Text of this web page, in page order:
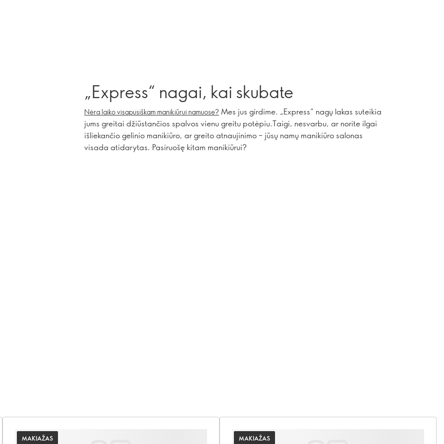
„Express“ nagai, kai skubate
Nėra laiko visapusiškam manikiūrui namuose? Mes jus girdime. „Express“ nagų lakas suteikia
jums greitai džiūstančios spalvos vienu greitu potėpiu.Taigi, nesvarbu, ar norite ilgai
išliekančio gelinio manikiūro, ar greito atnaujinimo – jūsų namų manikiūro salonas
visada atidarytas. Pasiruošę kitam manikiūrui?
MAKIAŽAS MAKIAŽAS